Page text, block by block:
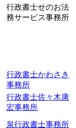
行政書士せのお法
務サービス事務所
行政書士かわさき
事務所
行政書士佐々木康
宏事務所
泉行政書士事務所